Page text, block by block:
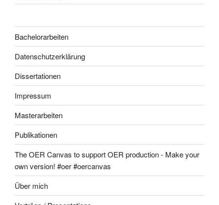
Bachelorarbeiten
Datenschutzerklärung
Dissertationen
Impressum
Masterarbeiten
Publikationen
The OER Canvas to support OER production - Make your
own version! #oer #oercanvas
Über mich